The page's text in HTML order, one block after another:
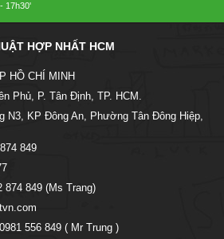
17h30'
HỢP NHẤT HCM
HỒ CHÍ MINH
Phủ, P. Tân Định, TP. HCM.
N3, KP Đông An, Phường Tân Đông Hiệp,
849
874 849 (Ms Trang)
556 849 ( Mr Trung )